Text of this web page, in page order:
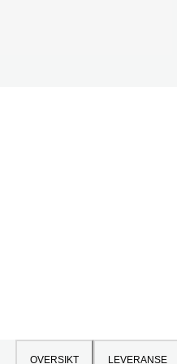
OVERSIKT LEVERANSE